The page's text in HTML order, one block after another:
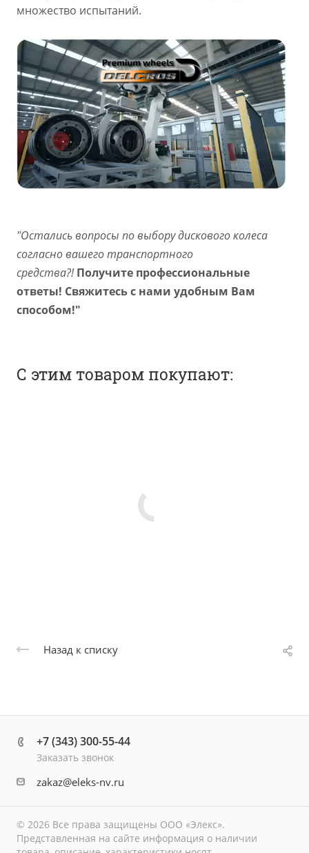
множество испытаний.
"Остались вопросы по выбору дискового колеса
согласно вашего транспортного
средства?! Получите профессиональные
ответы! Свяжитесь с нами удобным Вам
способом!"
С этим товаром покупают:
Назад к списку
+7 (343) 300-55-44
Заказать звонок
zakaz@eleks-nv.ru
© 2026 Все права защищены ООО «Элекс».
Представленная на сайте информация о наличии